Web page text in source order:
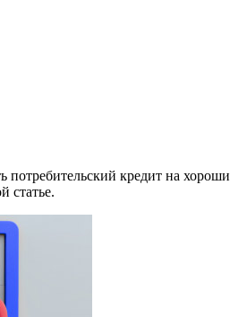
кредит на
статье.